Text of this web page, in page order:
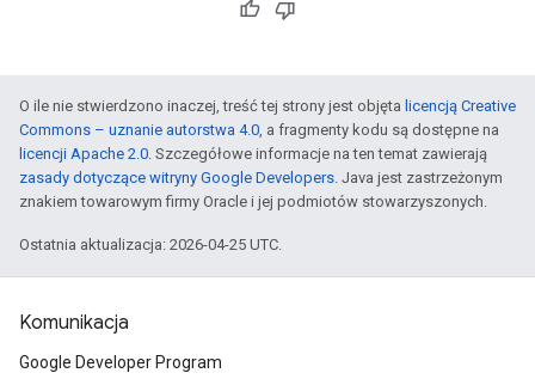
O ile nie stwierdzono inaczej, treść tej strony jest objęta licencją Creative
Commons – uznanie autorstwa 4.0, a fragmenty kodu są dostępne na
licencji Apache 2.0. Szczegółowe informacje na ten temat zawierają
zasady dotyczące witryny Google Developers. Java jest zastrzeżonym
znakiem towarowym firmy Oracle i jej podmiotów stowarzyszonych.
Ostatnia aktualizacja: 2026-04-25 UTC.
Komunikacja
Google Developer Program